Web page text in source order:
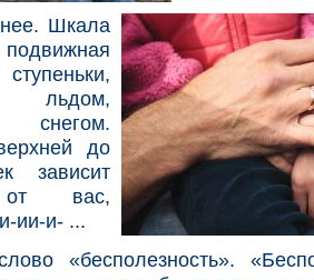
Шкала
подвижная
снегом.
до
зависит
вас,
ии-и- ...
«бесполезность».